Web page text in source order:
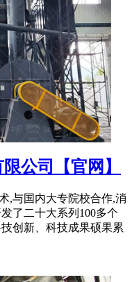
公司【官网】
,与国内大专院校合作,消
了二十大系列100多个
创新、科技成果硕果累